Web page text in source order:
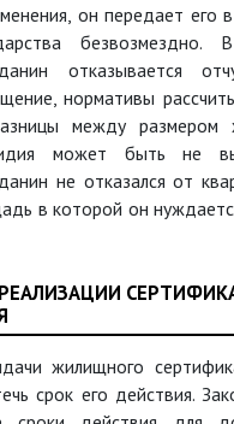
он передает его
безвозмездно.
отказывается
нормативы
между размером
может быть не
не отказался от
в которой он
жилищного
срок его действия.